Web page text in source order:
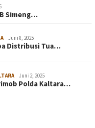
Simeng…
Juni 8, 2025
Distribusi Tua…
Juni 2, 2025
Polda Kaltara…